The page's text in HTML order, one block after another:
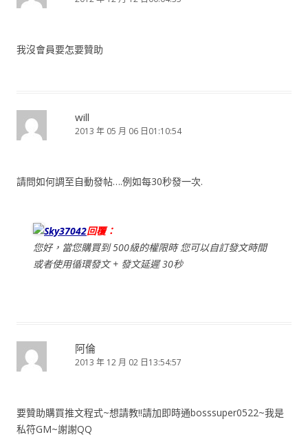
我沒會員要怎要贊助
will
2013 年 05 月 06 日01:10:54
請問如何調至自動發帖….例如每30秒發一次.
Sky37042回覆：
您好，當您購買到 500級的權限時 您可以自訂發文時間
或者使用循環發文 + 發文延遲 30秒
阿倫
2013 年 12 月 02 日13:54:57
要贊助購買推文程式~想請教!!請加即時通bosssuper0522~我是
私符GM~謝謝QQ